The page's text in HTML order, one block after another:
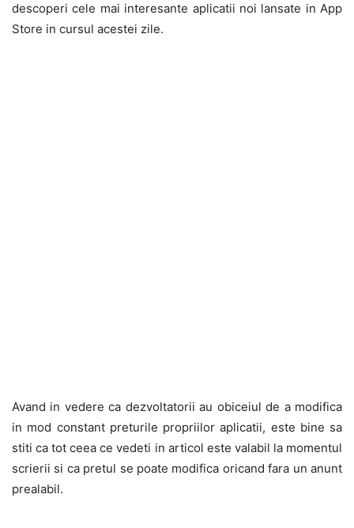
descoperi cele mai interesante aplicatii noi lansate in App
Store in cursul acestei zile.
Avand in vedere ca dezvoltatorii au obiceiul de a modifica
in mod constant preturile propriilor aplicatii, este bine sa
stiti ca tot ceea ce vedeti in articol este valabil la momentul
scrierii si ca pretul se poate modifica oricand fara un anunt
prealabil.